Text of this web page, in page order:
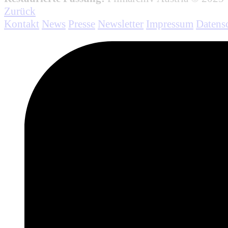
Zurück
Kontakt News Presse Newsletter Impressum